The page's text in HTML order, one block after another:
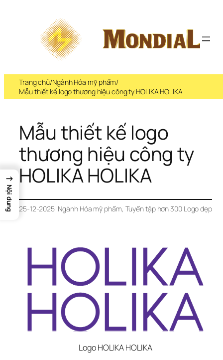
Trang chủ/Ngành Hóa mỹ phẩm/
Mẫu thiết kế logo thương hiệu công ty HOLIKA HOLIKA
Mẫu thiết kế logo
thương hiệu công ty
HOLIKA HOLIKA
25-12-2025 Ngành Hóa mỹ phẩm, Tuyển tập hơn 300 Logo đẹp
Logo HOLIKA HOLIKA
→
Nội dung